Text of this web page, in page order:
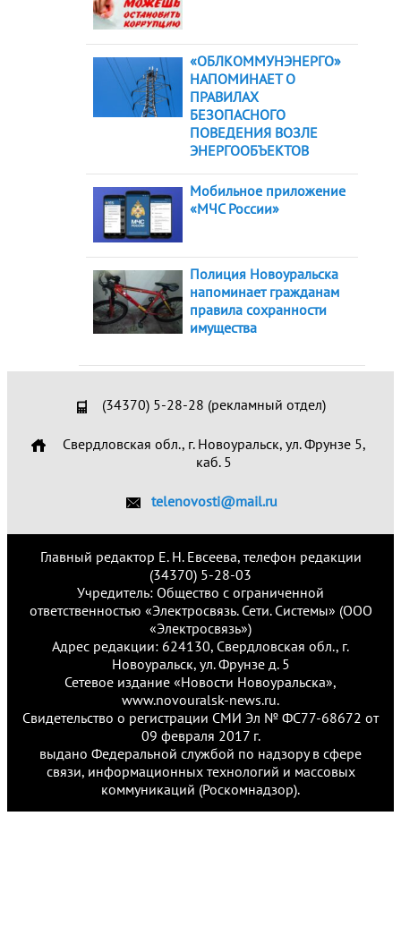
«ОБЛКОММУНЭНЕРГО»
НАПОМИНАЕТ О
ПРАВИЛАХ
БЕЗОПАСНОГО
ПОВЕДЕНИЯ ВОЗЛЕ
ЭНЕРГООБЪЕКТОВ
Мобильное приложение
«МЧС России»
Полиция Новоуральска
напоминает гражданам
правила сохранности
имущества
(34370) 5-28-28 (рекламный отдел)
Свердловская обл., г. Новоуральск, ул. Фрунзе 5,
каб. 5
telenovosti@mail.ru
Главный редактор Е. Н. Евсеева, телефон редакции
(34370) 5-28-03
Учредитель: Общество с ограниченной
ответственностью «Электросвязь. Сети. Системы» (ООО
«Электросвязь»)
Адрес редакции: 624130, Свердловская обл., г.
Новоуральск, ул. Фрунзе д. 5
Сетевое издание «Новости Новоуральска»,
www.novouralsk-news.ru.
Свидетельство о регистрации СМИ Эл № ФС77-68672 от
09 февраля 2017 г.
выдано Федеральной службой по надзору в сфере
связи, информационных технологий и массовых
коммуникаций (Роскомнадзор).